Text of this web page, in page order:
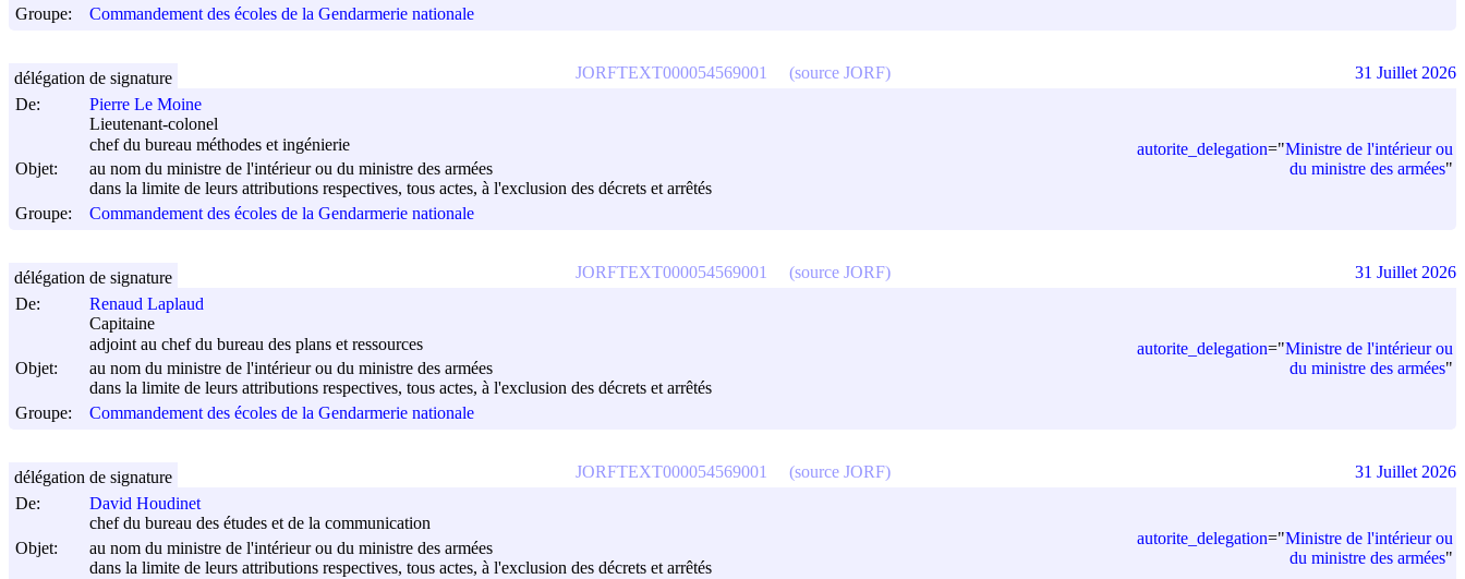
Groupe:
Commandement des écoles de la Gendarmerie nationale
De:
Pierre Le Moine
Lieutenant-colonel
chef du bureau méthodes et ingénierie
Objet:
au nom du ministre de l'intérieur ou du ministre des armées
dans la limite de leurs attributions respectives, tous actes, à l'exclusion des décrets et arrêtés
Groupe:
Commandement des écoles de la Gendarmerie nationale
autorite_delegation="Ministre de l'intérieur ou
du ministre des armées"
JORFTEXT000054569001 (source JORF)
délégation de signature 31 Juillet 2026
De:
Renaud Laplaud
Capitaine
adjoint au chef du bureau des plans et ressources
Objet:
au nom du ministre de l'intérieur ou du ministre des armées
dans la limite de leurs attributions respectives, tous actes, à l'exclusion des décrets et arrêtés
Groupe:
Commandement des écoles de la Gendarmerie nationale
autorite_delegation="Ministre de l'intérieur ou
du ministre des armées"
JORFTEXT000054569001 (source JORF)
délégation de signature 31 Juillet 2026
De:
David Houdinet
chef du bureau des études et de la communication
Objet:
au nom du ministre de l'intérieur ou du ministre des armées
dans la limite de leurs attributions respectives, tous actes, à l'exclusion des décrets et arrêtés
autorite_delegation="Ministre de l'intérieur ou
du ministre des armées"
JORFTEXT000054569001 (source JORF)
délégation de signature 31 Juillet 2026